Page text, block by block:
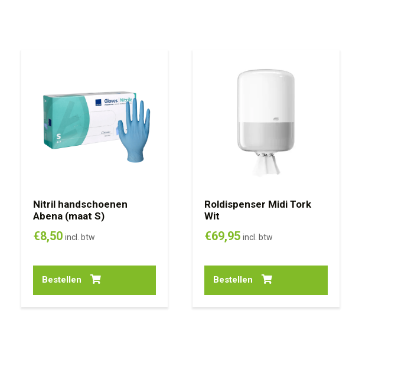
Nitril handschoenen
Abena (maat S)
€8,50 incl. btw
Bestellen
Roldispenser Midi Tork
Wit
€69,95 incl. btw
Bestellen